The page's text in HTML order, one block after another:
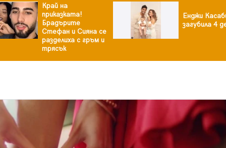
Край на
приказката!
Брадърите
Стефан и Сияна се
разделиха с гръм и
трясък
Енджи
загубила 4